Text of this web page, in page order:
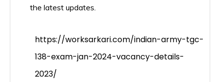
the latest updates.
https://worksarkari.com/indian-army-tgc-
138-exam-jan-2024-vacancy-details-
2023/